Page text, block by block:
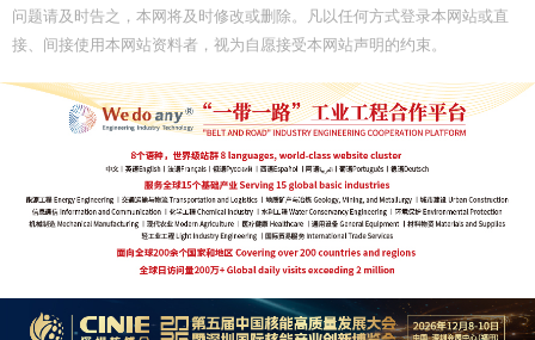
问题请及时告之，本网将及时修改或删除。凡以任何方式登录本网站或直
接、间接使用本网站资料者，视为自愿接受本网站声明的约束。